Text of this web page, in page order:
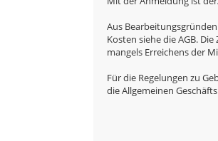
Aus
Kosten siehe die AGB.
mangels Erreichens der
Für die Regelungen zu
die Allgemeinen